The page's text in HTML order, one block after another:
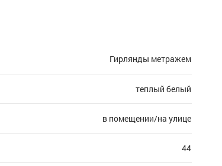
Гирлянды метражем
теплый белый
в помещении/на улице
44